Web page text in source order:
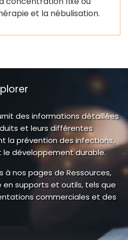
et la nébulisation.
des informations détaillées
et leurs différentes
la prévention des infections,
développement durable.
à nos pages de Ressources,
supports et outils, tels que
commerciales et des